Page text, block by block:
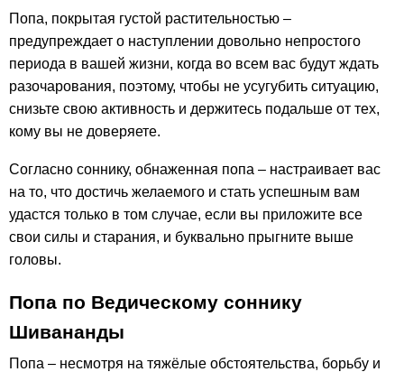
Попа, покрытая густой растительностью –
предупреждает о наступлении довольно непростого
периода в вашей жизни, когда во всем вас будут ждать
разочарования, поэтому, чтобы не усугубить ситуацию,
снизьте свою активность и держитесь подальше от тех,
кому вы не доверяете.
Согласно соннику, обнаженная попа – настраивает вас
на то, что достичь желаемого и стать успешным вам
удастся только в том случае, если вы приложите все
свои силы и старания, и буквально прыгните выше
головы.
Попа по Ведическому соннику
Шивананды
Попа – несмотря на тяжёлые обстоятельства, борьбу и